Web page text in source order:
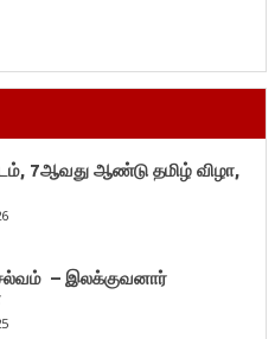
7ஆவது ஆண்டு தமிழ் விழா,
– இலக்குவனார்